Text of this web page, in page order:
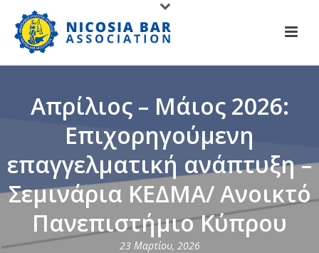
Απρίλιος – Μάιος 2026:
Επιχορηγούμενη
επαγγελματική ανάπτυξη –
Σεμινάρια ΚΕΔΜΑ/ Ανοικτό
Πανεπιστήμιο Κύπρου
23 Μαρτίου, 2026